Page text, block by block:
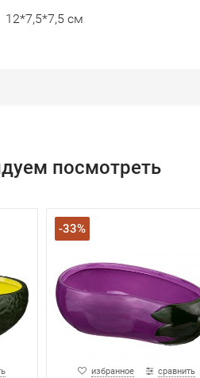
12*7,5*7,5 см
посмотреть
-33%
избранное сравнить